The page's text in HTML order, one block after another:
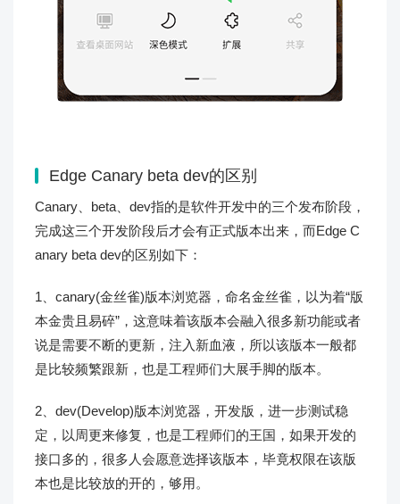
Edge Canary beta dev的区别
Canary、beta、dev指的是软件开发中的三个发布阶段，
完成这三个开发阶段后才会有正式版本出来，而Edge C
anary beta dev的区别如下：
1、canary(金丝雀)版本浏览器，命名金丝雀，以为着“版
本金贵且易碎”，这意味着该版本会融入很多新功能或者
说是需要不断的更新，注入新血液，所以该版本一般都
是比较频繁跟新，也是工程师们大展手脚的版本。
2、dev(Develop)版本浏览器，开发版，进一步测试稳
定，以周更来修复，也是工程师们的王国，如果开发的
接口多的，很多人会愿意选择该版本，毕竟权限在该版
本也是比较放的开的，够用。